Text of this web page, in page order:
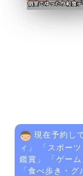
現在予約し
ィ 」 「 スポー
鑑賞 」 「ゲーム
「食べ歩き・グ